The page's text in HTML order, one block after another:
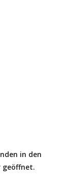
in den
geöffnet.